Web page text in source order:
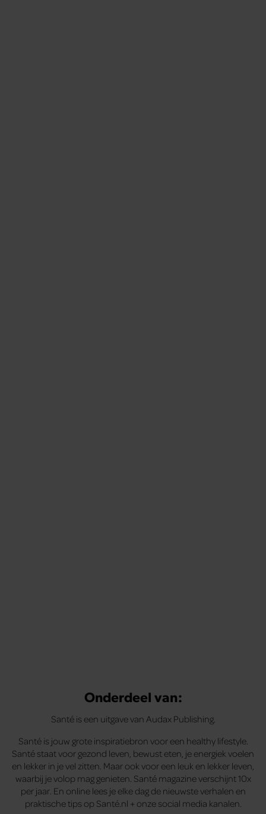
Onderdeel van:
Santé is een uitgave van Audax Publishing.
Santé is jouw grote inspiratiebron voor een healthy lifestyle.
Santé staat voor gezond leven, bewust eten, je energiek voelen
en lekker in je vel zitten. Maar ook voor een leuk en lekker leven,
waarbij je volop mag genieten. Santé magazine verschijnt 10x
per jaar. En online lees je elke dag de nieuwste verhalen en
praktische tips op Santé.nl + onze social media kanalen.